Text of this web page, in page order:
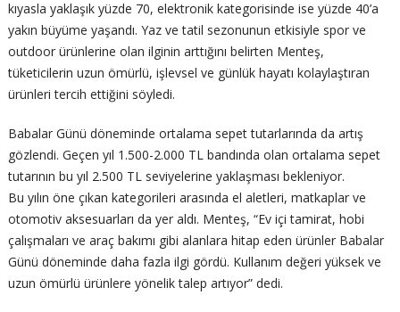
kıyasla yaklaşık yüzde 70, elektronik kategorisinde ise yüzde 40’a
yakın büyüme yaşandı. Yaz ve tatil sezonunun etkisiyle spor ve
outdoor ürünlerine olan ilginin arttığını belirten Menteş,
tüketicilerin uzun ömürlü, işlevsel ve günlük hayatı kolaylaştıran
ürünleri tercih ettiğini söyledi.
Babalar Günü döneminde ortalama sepet tutarlarında da artış
gözlendi. Geçen yıl 1.500-2.000 TL bandında olan ortalama sepet
tutarının bu yıl 2.500 TL seviyelerine yaklaşması bekleniyor.
Bu yılın öne çıkan kategorileri arasında el aletleri, matkaplar ve
otomotiv aksesuarları da yer aldı. Menteş, “Ev içi tamirat, hobi
çalışmaları ve araç bakımı gibi alanlara hitap eden ürünler Babalar
Günü döneminde daha fazla ilgi gördü. Kullanım değeri yüksek ve
uzun ömürlü ürünlere yönelik talep artıyor” dedi.